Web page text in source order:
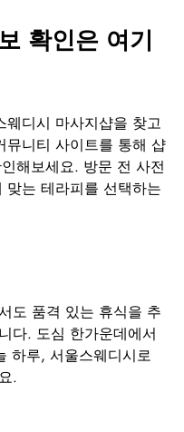
확인은 여기
디시 마사지샵을 찾고
뮤니티 사이트를 통해 샵
해보세요. 방문 전 사전
는 테라피를 선택하는
도 품격 있는 휴식을 추
다. 도심 한가운데에서
하루, 서울스웨디시로
.